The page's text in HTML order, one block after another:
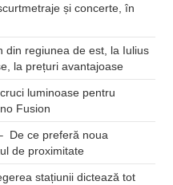
și concerte, în
din regiunea de est, la Iulius
la prețuri avantajoase
luminoase pentru
Fusion
De ce preferă noua
de proximitate
stațiunii dictează tot